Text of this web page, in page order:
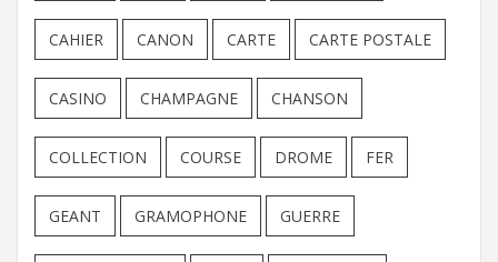
CAHIER CANON CARTE CARTE POSTALE
CASINO CHAMPAGNE CHANSON
COLLECTION COURSE DROME FER
GEANT GRAMOPHONE GUERRE